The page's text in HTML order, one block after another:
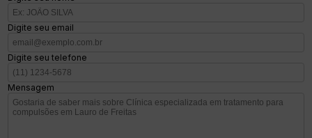
Digite seu email
Digite seu telefone
Mensagem